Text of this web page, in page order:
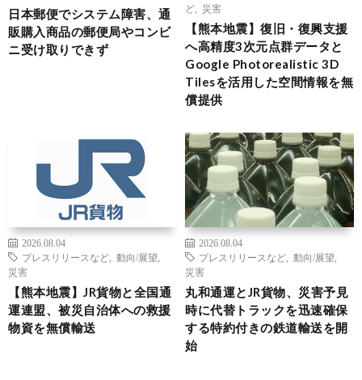
日本郵便でシステム障害、通
販購入商品の郵便局やコンビ
ニ受け取りできず
ど
災害
【熊本地震】復旧・復興支援
へ高精度3次元点群データと
Google Photorealistic 3D
Tilesを活用した空間情報を無
償提供
2026.08.04
プレスリリースなど
動向/展望
災害
【熊本地震】JR貨物と全国通
運連盟、被災自治体への救援
物資を無償輸送
2026.08.04
プレスリリースなど
動向/展望
災害
丸和通運とJR貨物、災害予見
時に代替トラックを迅速確保
する特約付きの鉄道輸送を開
始